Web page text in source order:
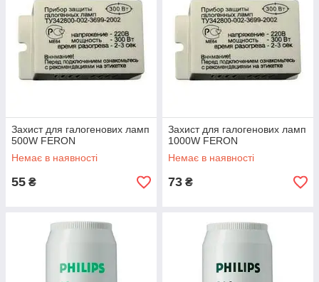
Захист для галогенових ламп
500W FERON
Немає в наявності
55 ₴
Захист для галогенових ламп
1000W FERON
Немає в наявності
73 ₴